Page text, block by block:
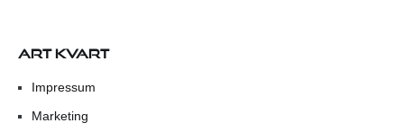
ART KVART
Impressum
Marketing